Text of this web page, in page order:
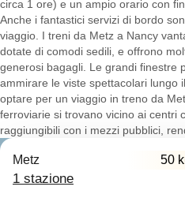
circa 1 ore) e un ampio orario con
Anche i fantastici servizi di bordo
viaggio. I treni da Metz a Nancy
dotate di comodi sedili, e offrono
generosi bagagli. Le grandi finestre
ammirare le viste spettacolari lungo
optare per un viaggio in treno da
ferroviarie si trovano vicino ai centri
raggiungibili con i mezzi pubblici,
Metz 50
1 stazione